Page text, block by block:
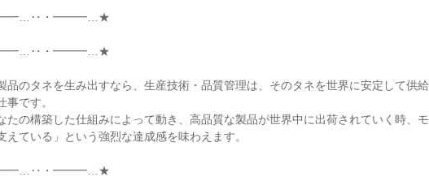
・━━━…★
・━━━…★
品のタネを生み出すなら、生産技術・品質管理は、そのタネを世界に安定して供給
です。
たの構築した仕組みによって動き、高品質な製品が世界中に出荷されていく時、モ
えている」という強烈な達成感を味わえます。
・━━━…★